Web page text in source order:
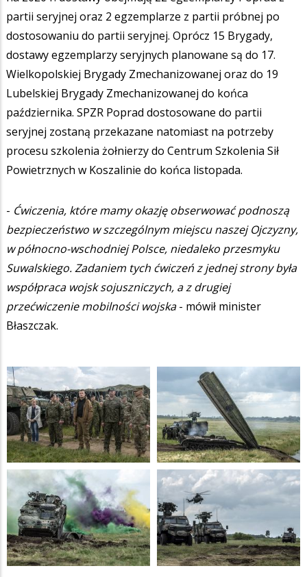
partii seryjnej oraz 2 egzemplarze z partii próbnej po
dostosowaniu do partii seryjnej. Oprócz 15 Brygady,
dostawy egzemplarzy seryjnych planowane są do 17.
Wielkopolskiej Brygady Zmechanizowanej oraz do 19
Lubelskiej Brygady Zmechanizowanej do końca
października. SPZR Poprad dostosowane do partii
seryjnej zostaną przekazane natomiast na potrzeby
procesu szkolenia żołnierzy do Centrum Szkolenia Sił
Powietrznych w Koszalinie do końca listopada.
- Ćwiczenia, które mamy okazję obserwować podnoszą
bezpieczeństwo w szczególnym miejscu naszej Ojczyzny,
w północno-wschodniej Polsce, niedaleko przesmyku
Suwalskiego. Zadaniem tych ćwiczeń z jednej strony była
współpraca wojsk sojuszniczych, a z drugiej
przećwiczenie mobilności wojska- mówił minister
Błaszczak.